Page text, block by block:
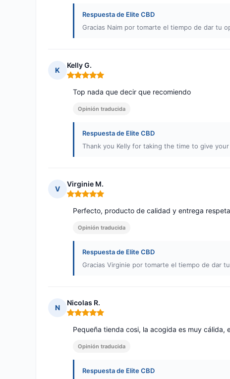
Respuesta de Elite CBD
Gracias Naim por tomarte el tiempo de dar tu
K
Kelly G.
Nota: 5 de 5
Top nada que decir que recomiendo
Opinión traducida
Respuesta de Elite CBD
Thank you Kelly for taking the time to give your
V
Virginie M.
Nota: 5 de 5
Perfecto, producto de calidad y entrega
Opinión traducida
Respuesta de Elite CBD
Gracias Virginie por tomarte el tiempo de dar
N
Nicolas R.
Nota: 5 de 5
Pequeña tienda cosi, la acogida es muy
Opinión traducida
Respuesta de Elite CBD